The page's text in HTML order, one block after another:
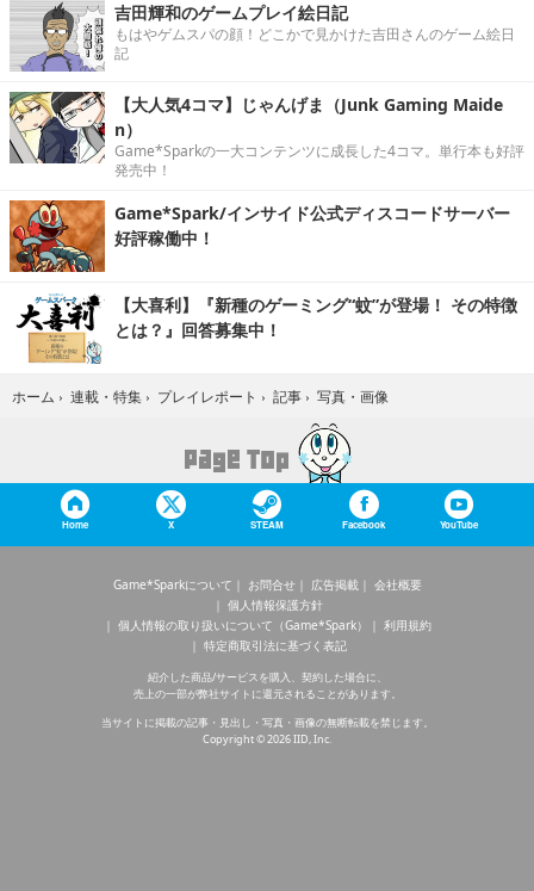
吉田輝和のゲームプレイ絵日記
もはやゲムスパの顔！どこかで見かけた吉田さんのゲーム絵日
記
【大人気4コマ】じゃんげま（Junk Gaming Maide
n）
Game*Sparkの一大コンテンツに成長した4コマ。単行本も好評
発売中！
Game*Spark/インサイド公式ディスコードサーバー
好評稼働中！
【大喜利】『新種のゲーミング“蚊”が登場！ その特徴
とは？』回答募集中！
ホーム › 連載・特集 › プレイレポート › 記事 › 写真・画像
Home X STEAM Facebook YouTube
Game*Sparkについて お問合せ 広告掲載
会社概要
個人情報保護方針
個人情報の取り扱いについて（Game*Spark）
利用規約
特定商取引法に基づく表記
紹介した商品/サービスを購入、契約した場合に、
売上の一部が弊社サイトに還元されることがあります。
当サイトに掲載の記事・見出し・写真・画像の無断転載を禁じます。
Copyright © 2026 IID, Inc.